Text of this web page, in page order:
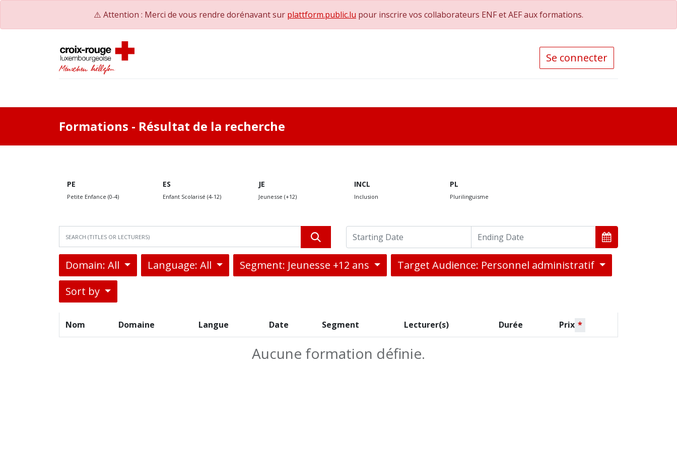
⚠️ Attention : Merci de vous rendre dorénavant sur plattform.public.lu pour inscrire vos collaborateurs ENF et AEF aux formations.
Se connecter
Formations - Résultat de la recherche
PE
Petite Enfance (0-4)
ES
Enfant Scolarisé (4-12)
JE
Jeunesse (+12)
INCL
Inclusion
PL
Plurilinguisme
Domain: All Language: All Segment: Jeunesse +12 ans
Target Audience: Personnel administratif
Sort by
Nom Domaine Langue Date Segment Lecturer(s) Durée Prix *
Aucune formation définie.